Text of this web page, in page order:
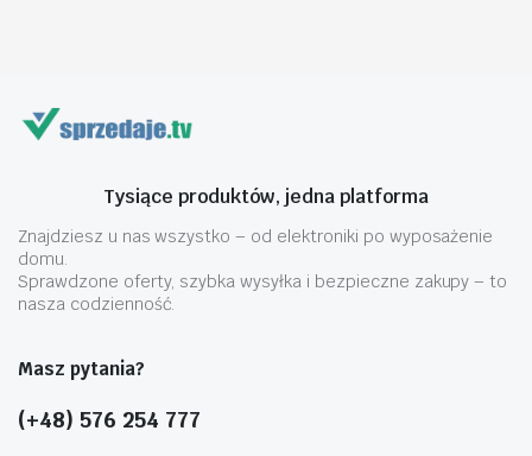
Tysiące produktów, jedna platforma
Znajdziesz u nas wszystko – od elektroniki po wyposażenie
domu.
Sprawdzone oferty, szybka wysyłka i bezpieczne zakupy – to
nasza codzienność.
Masz pytania?
(+48) 576 254 777